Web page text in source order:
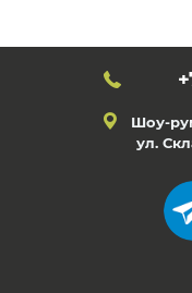
Шоу-
ул.